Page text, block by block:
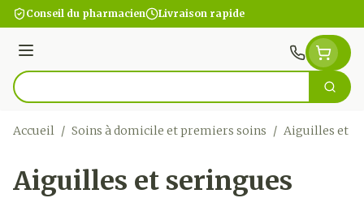
Aller au contenu
Conseil du pharmacien Livraison rapide
Menu
Rechercher
Accueil / Soins à domicile et premiers soins / Aiguilles et
Aiguilles et seringues